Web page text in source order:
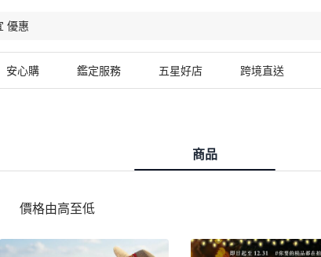
安心購 鑑定服務 五星好店 跨境直送
商品
價格由高至低